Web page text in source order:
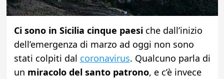
Ci sono in Sicilia cinque paesi che dall’inizio
dell’emergenza di marzo ad oggi non sono
stati colpiti dal coronavirus. Qualcuno parla di
un miracolo del santo patrono, e c’è invece